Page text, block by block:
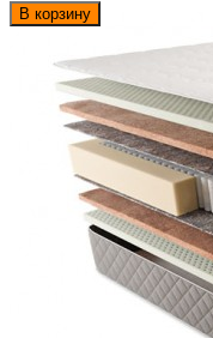
В корзину